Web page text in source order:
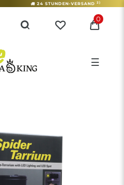
24 STUNDEN-VERSAND 2)
0
☰